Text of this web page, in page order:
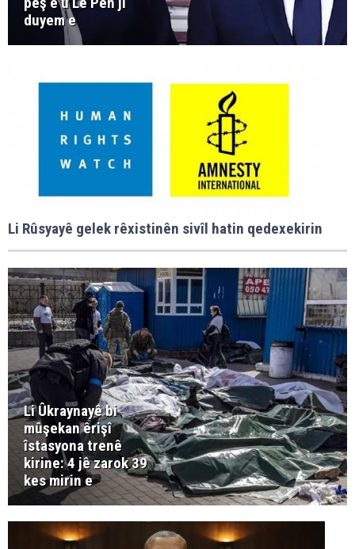
duyem e
Li Rûsyayê gelek rêxistinên sivîl hatin qedexekirin
Li Ûkraynayê bi
mûşekan êrişî
îstasyona trenê
kirine: 4 jê zarok 39
kes mirin e